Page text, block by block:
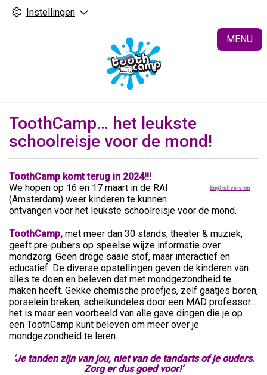
Instellingen
MENU
ToothCamp… het leukste
schoolreisje voor de mond!
English version
ToothCamp komt terug in 2024!!!
We hopen op 16 en 17 maart in de RAI
(Amsterdam) weer kinderen te kunnen
ontvangen voor het leukste schoolreisje voor de mond.
ToothCamp, met meer dan 30 stands, theater & muziek,
geeft pre-pubers op speelse wijze informatie over
mondzorg. Geen droge saaie stof, maar interactief en
educatief. De diverse opstellingen geven de kinderen van
alles te doen en beleven dat met mondgezondheid te
maken heeft. Gekke chemische proefjes, zelf gaatjes boren,
porselein breken, scheikundeles door een MAD professor…
het is maar een voorbeeld van alle gave dingen die je op
een ToothCamp kunt beleven om meer over je
mondgezondheid te leren.
‘Je tanden zijn van jou, niet van de tandarts of je ouders.
Zorg er dus goed voor!’